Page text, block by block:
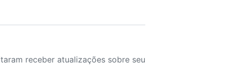
receber atualizações sobre seu